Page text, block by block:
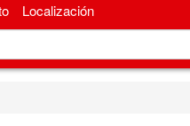
Localización